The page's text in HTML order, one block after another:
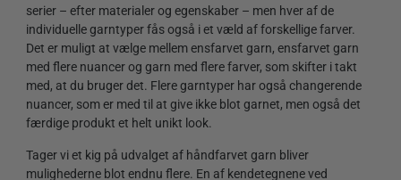
serier – efter materialer og egenskaber – men hver af de
individuelle garntyper fås også i et væld af forskellige farver.
Det er muligt at vælge mellem ensfarvet garn, ensfarvet garn
med flere nuancer og garn med flere farver, som skifter i takt
med, at du bruger det. Flere garntyper har også changerende
nuancer, som er med til at give ikke blot garnet, men også det
færdige produkt et helt unikt look.
Tager vi et kig på udvalget af håndfarvet garn bliver
mulighederne blot endnu flere. En af kendetegnene ved